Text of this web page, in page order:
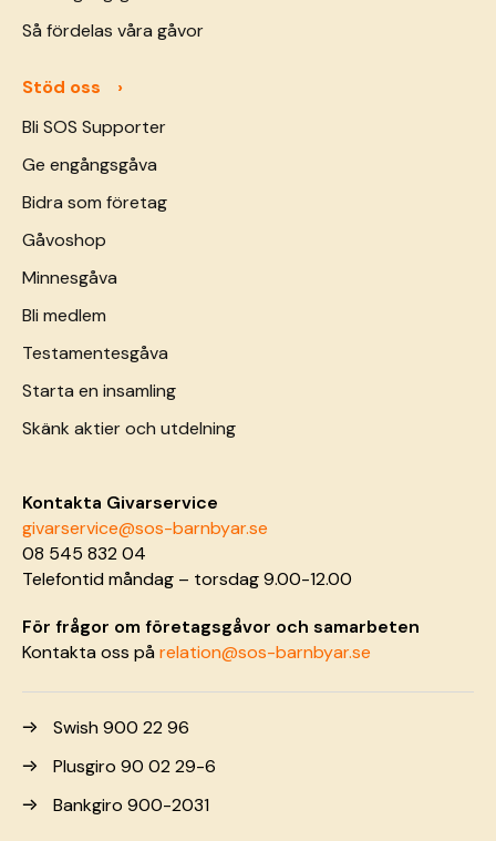
Så fördelas våra gåvor
Stöd oss
Bli SOS Supporter
Ge engångsgåva
Bidra som företag
Gåvoshop
Minnesgåva
Bli medlem
Testamentesgåva
Starta en insamling
Skänk aktier och utdelning
Kontakta Givarservice
givarservice@sos-barnbyar.se
08 545 832 04
Telefontid måndag – torsdag 9.00-12.00
För frågor om företagsgåvor och samarbeten
Kontakta oss pårelation@sos-barnbyar.se
Swish 900 22 96
Plusgiro 90 02 29-6
Bankgiro 900-2031